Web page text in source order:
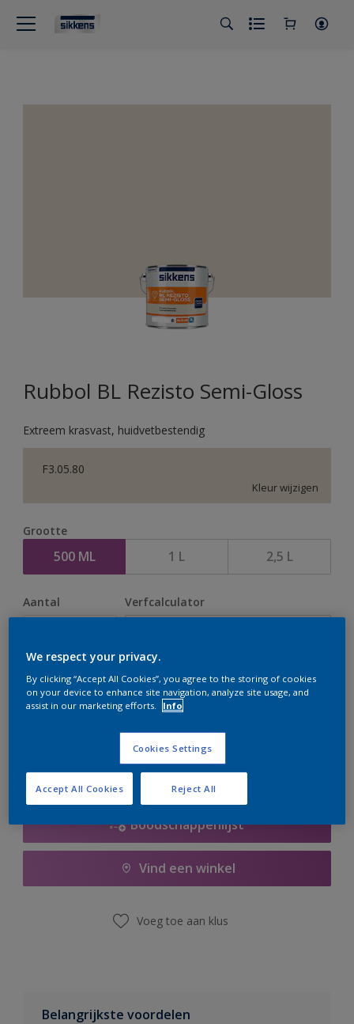
Rubbol BL Rezisto Semi-Gloss
Extreem krasvast, huidvetbestendig
F3.05.80
Kleur wijzigen
Grootte
500 ML 1 L 2,5 L
Aantal Verfcalculator
Op dit moment is het niet mogelijk dit product online
te bestellen. Houd de website in de gaten, we werken
Boodschappenlijst
Vind een winkel
Voeg toe aan klus
Belangrijkste voordelen
We respect your privacy.
By clicking “Accept All Cookies”, you agree to the storing of cookies
on your device to enhance site navigation, analyze site usage, and
assist in our marketing efforts.
Info
Cookies Settings
Reject All
Accept All Cookies